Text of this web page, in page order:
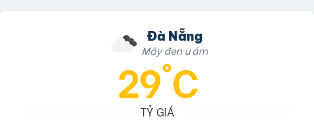
Đà Nẵng
Mây đen u ám
29°C
TỶ GIÁ